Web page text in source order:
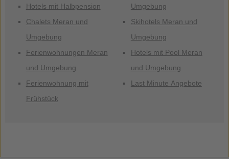
Hotels mit Halbpension
Chalets Meran und
Umgebung
Ferienwohnungen Meran
und Umgebung
Ferienwohnung mit
Frühstück
Umgebung
Skihotels Meran und
Umgebung
Hotels mit Pool Meran
und Umgebung
Last Minute Angebote